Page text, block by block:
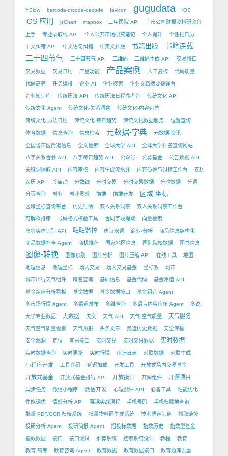
YSlow barcode-qrcode-decode favicon gugudata iOS
iOS 应用 jsChart mapbox 三甲医院 API 上市公司财报资料研究台
上手 专业录取线 API 个人公开市场研究笔记 个人提升 个性化日历
中文纠错 API 中文语句纠错 中英文排版 书籍出版 书籍连载
二十四节气 二十四节气 API 二维码 二维码生成 API 交易接口
交易数据 交易日历 产品功能 产品案例 人工复核 代码质量
代码高亮 任务编排 企业 AI 企业搜索 企业文档摘要翻译台
企业知识库 传统历法 API 传统历法日程参考台 传统文化 API
传统文化 Agent 传统文化-关系洞察 传统文化-内容运营
传统文化-历法日历 传统文化-每日趋势 传统文化数据服务 位置查询
体育数据 信息查询 信息检索 元数据-字典 元数据-资讯
全国省市区街道信息 全文检索 全球大学 API 全球大学排名查询网站
八字关系合参 API 八字每日趋势 API 公众号 公募基金 公告数据 API
关键词提取 API 内容审核 内容生成流水线 内容质检与纠错工作台 农历
农历 API 冷启动 分数线 分时交易 分时交易数据 分时数据 分词
分页查询 创业 创业灵感 前端 前端开发 区域-坐标
区域坐标查询平台 历史行情 双人关系洞察 双人关系洞察工作台
可解释排序 号码格式校验工具 合同字段提取 向量检索
命名实体识别 API 咕咕监控 唐诗宋词 商业-分析 商品信息结构化
商品数据补全 Agent 商机推荐 国家地区信息 国际院校数据 图书信息
图像-转换 图像识别 图片分析 图片压缩 API 在线工具 地图
地理信息 地理坐标 场内交易 场内交易基金 坐标系 城市
城市出行天气组件 域名查询 基础信息 基金代码 基金净值 API
基金净值分析看板 基金数据 基金数据接口 基金组合 Agent
多市场行情 Agent 多渠道发布 多维查询 多语言内容审核 Agent 多说
大学专业数据 大数据 天文 天气 API 天气-空气质量 天气服务
天气空气质量看板 天气预报 头条文章 奥运历史数据 安全传输
安全漏洞 定位 宜忌接口 实时交易 实时交易数据 实时数据
实时数据查询 实时更新 实时行情 审计日志 对联数据 对联生成
小程序开发 工具介绍 延迟加载 开发工具 开放式场内交易基金
开放式基金 开放式基金排行 API 开放接口 开源组件 开源项目
异步任务 微信小程序 微信开发 心理测评 API 必备工具 性能优化
性能调优 情感分析 API 慕课实战课程 手机号码 手机归属地查询
批量 PDF/OCR 归档系统 批量物料码生成系统 技术博客头条 抓取链接
投研分析 Agent 投研简报 Agent 招投标数据 指数历史 指数型基金
指数数据 接口 接口测试 推荐系统 搜索系统设计 教程 教育
教育-高考 教育咨询 Agent 教育数据 教育数据接口 教育题库去重